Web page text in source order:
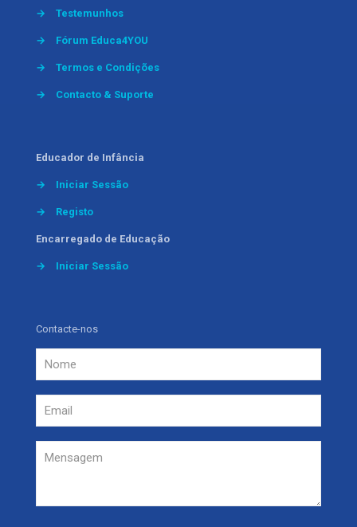
→ Testemunhos
→ Fórum Educa4YOU
→ Termos e Condições
→ Contacto & Suporte
Educador de Infância
→ Iniciar Sessão
→ Registo
Encarregado de Educação
→ Iniciar Sessão
Contacte-nos